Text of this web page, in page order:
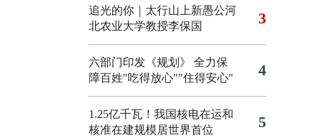
追光的你｜太行山上新愚公河
北农业大学教授李保国
3
六部门印发《规划》 全力保
障百姓"吃得放心""住得安心"
4
1.25亿千瓦！我国核电在运和
核准在建规模居世界首位
5